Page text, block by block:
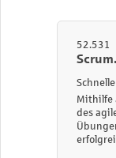
52.531
Mithilfe
des